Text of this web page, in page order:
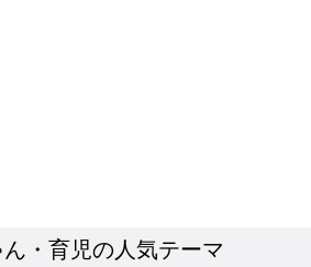
・育児の人気テーマ